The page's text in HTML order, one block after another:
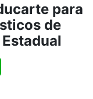
para
de